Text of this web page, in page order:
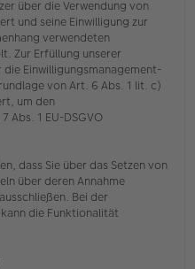
über die Verwendung von
und seine Einwilligung zur
verwendeten
Zur Erfüllung unserer
Einwilligungsmanagement-
von Art. 6 Abs. 1 lit. c)
um den
Abs. 1 EU-DSGVO
dass Sie über das Setzen von
über deren Annahme
Bei der
die Funktionalität